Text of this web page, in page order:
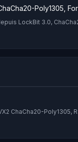
Poly1305,
LockBit 3.0,
ChaCha20-